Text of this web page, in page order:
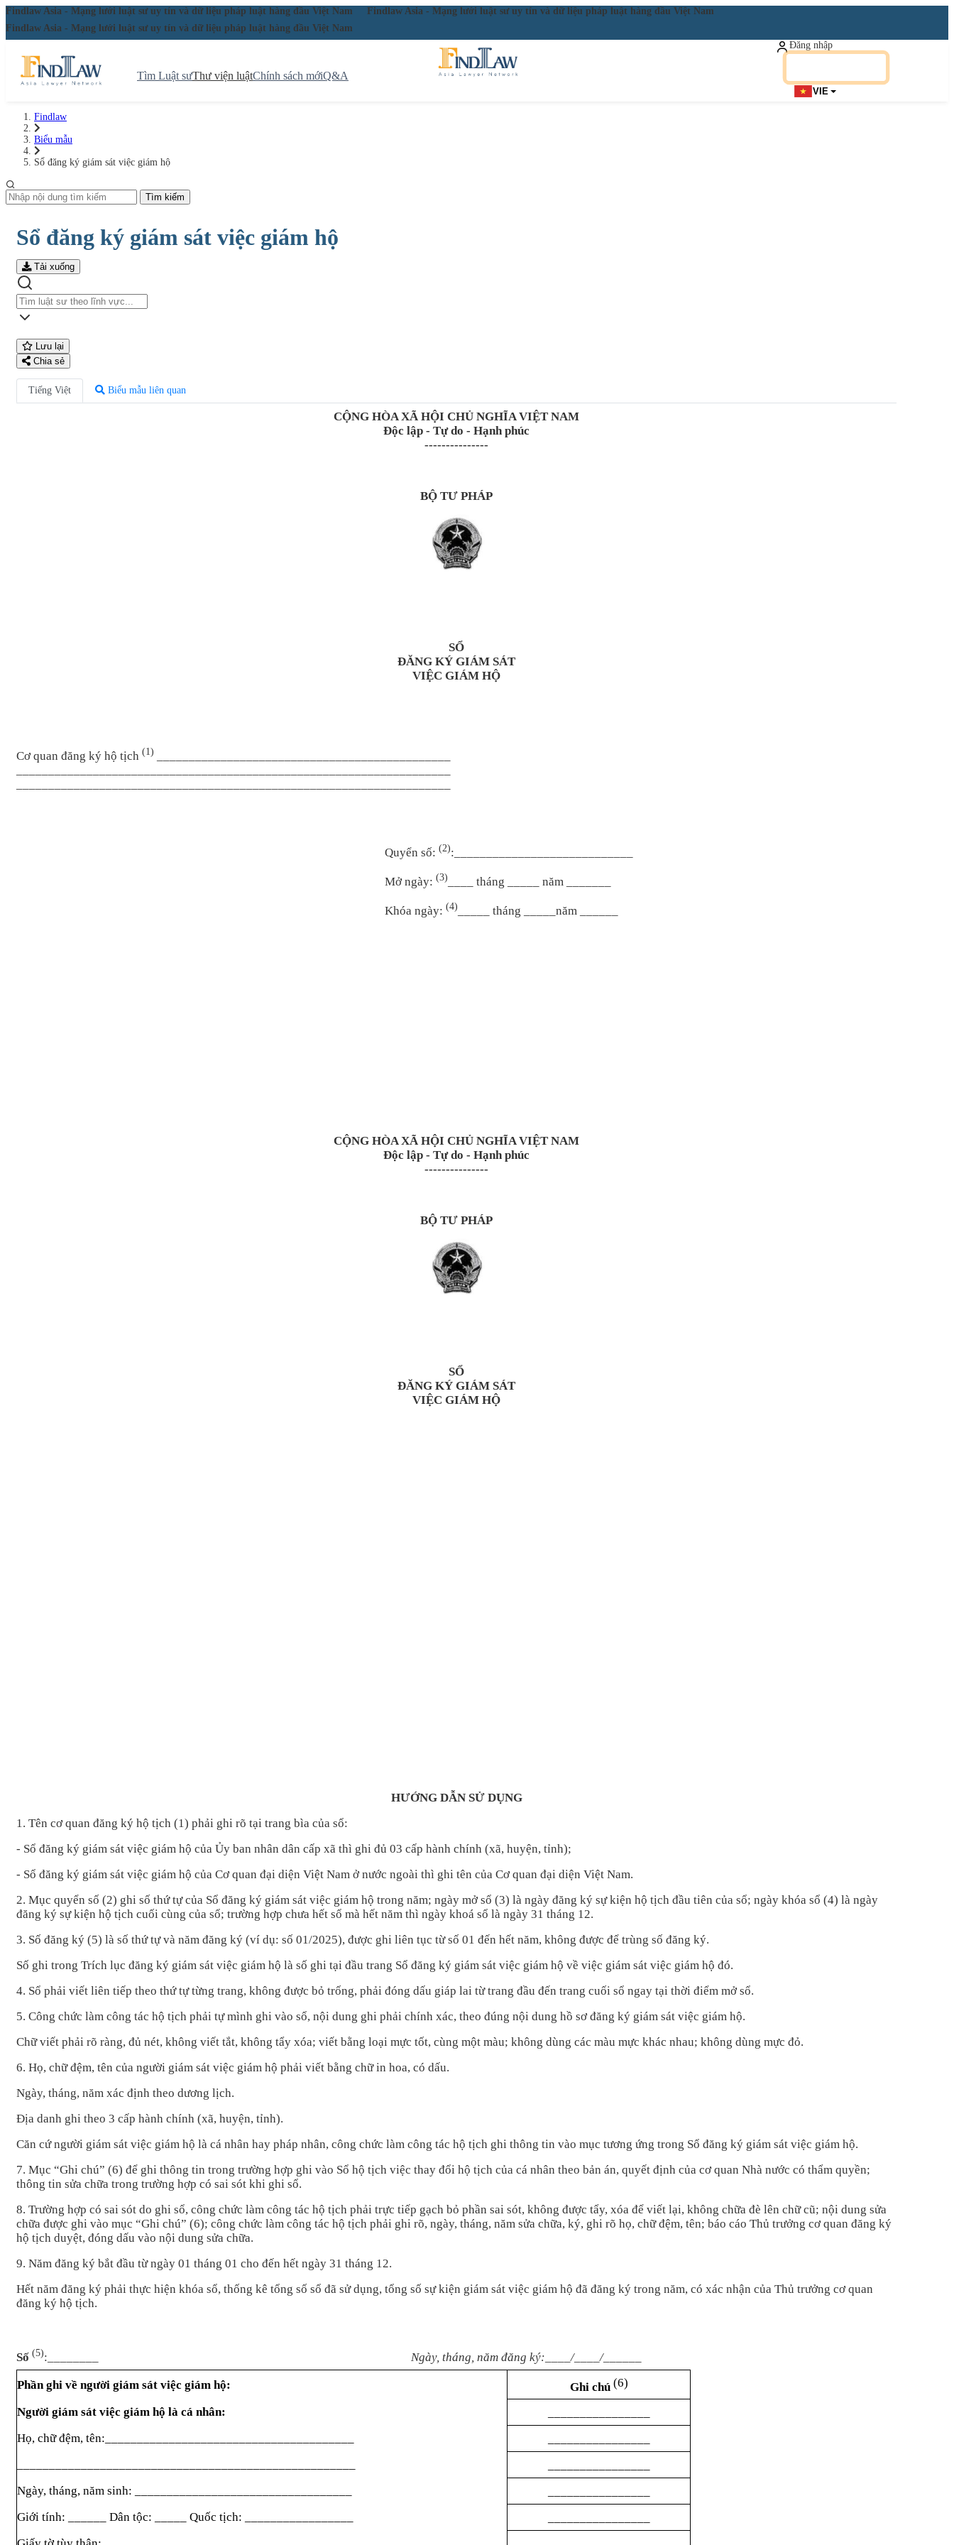
Findlaw Asia - Mạng lưới luật sư uy tín và dữ liệu pháp luật hàng đầu Việt Nam
Findlaw Asia - Mạng lưới luật sư uy tín và dữ liệu pháp luật hàng đầu Việt Nam
Findlaw Asia - Mạng lưới luật sư uy tín và dữ liệu pháp luật hàng đầu Việt Nam
Đăng nhập
VIE
Tìm Luật sưThư viện luậtChính sách mớiQ&A
Findlaw
Biểu mẫu
Sổ đăng ký giám sát việc giám hộ
Tìm kiếm
Sổ đăng ký giám sát việc giám hộ
Tải xuống
Lưu lại
Chia sẻ
Tiếng Việt Biểu mẫu liên quan
CỘNG HÒA XÃ HỘI CHỦ NGHĨA VIỆT NAM
Độc lập - Tự do - Hạnh phúc
---------------
BỘ TƯ PHÁP
SỔ
ĐĂNG KÝ GIÁM SÁT
VIỆC GIÁM HỘ
Cơ quan đăng ký hộ tịch (1)
Quyển số: (2):
Mở ngày: (3) ____ tháng _____ năm _______
Khóa ngày: (4) _____ tháng _____năm ______
CỘNG HÒA XÃ HỘI CHỦ NGHĨA VIỆT NAM
Độc lập - Tự do - Hạnh phúc
---------------
BỘ TƯ PHÁP
SỔ
ĐĂNG KÝ GIÁM SÁT
VIỆC GIÁM HỘ
HƯỚNG DẪN SỬ DỤNG
1. Tên cơ quan đăng ký hộ tịch (1) phải ghi rõ tại trang bìa của sổ:
- Sổ đăng ký giám sát việc giám hộ của Ủy ban nhân dân cấp xã thì ghi đủ 03 cấp hành chính (xã, huyện, tỉnh);
- Sổ đăng ký giám sát việc giám hộ của Cơ quan đại diện Việt Nam ở nước ngoài thì ghi tên của Cơ quan đại diện Việt Nam.
2. Mục quyển số (2) ghi số thứ tự của Sổ đăng ký giám sát việc giám hộ trong năm; ngày mở sổ (3) là ngày đăng ký sự kiện hộ tịch đầu tiên của sổ; ngày khóa sổ (4) là ngày
đăng ký sự kiện hộ tịch cuối cùng của sổ; trường hợp chưa hết sổ mà hết năm thì ngày khoá sổ là ngày 31 tháng 12.
3. Số đăng ký (5) là số thứ tự và năm đăng ký (ví dụ: số 01/2025), được ghi liên tục từ số 01 đến hết năm, không được để trùng số đăng ký.
Số ghi trong Trích lục đăng ký giám sát việc giám hộ là số ghi tại đầu trang Sổ đăng ký giám sát việc giám hộ về việc giám sát việc giám hộ đó.
4. Sổ phải viết liên tiếp theo thứ tự từng trang, không được bỏ trống, phải đóng dấu giáp lai từ trang đầu đến trang cuối sổ ngay tại thời điểm mở sổ.
5. Công chức làm công tác hộ tịch phải tự mình ghi vào sổ, nội dung ghi phải chính xác, theo đúng nội dung hồ sơ đăng ký giám sát việc giám hộ.
Chữ viết phải rõ ràng, đủ nét, không viết tắt, không tẩy xóa; viết bằng loại mực tốt, cùng một màu; không dùng các màu mực khác nhau; không dùng mực đỏ.
6. Họ, chữ đệm, tên của người giám sát việc giám hộ phải viết bằng chữ in hoa, có dấu.
Ngày, tháng, năm xác định theo dương lịch.
Địa danh ghi theo 3 cấp hành chính (xã, huyện, tỉnh).
Căn cứ người giám sát việc giám hộ là cá nhân hay pháp nhân, công chức làm công tác hộ tịch ghi thông tin vào mục tương ứng trong Sổ đăng ký giám sát việc giám hộ.
7. Mục “Ghi chú” (6) để ghi thông tin trong trường hợp ghi vào Sổ hộ tịch việc thay đổi hộ tịch của cá nhân theo bản án, quyết định của cơ quan Nhà nước có thẩm quyền;
thông tin sửa chữa trong trường hợp có sai sót khi ghi sổ.
8. Trường hợp có sai sót do ghi sổ, công chức làm công tác hộ tịch phải trực tiếp gạch bỏ phần sai sót, không được tẩy, xóa để viết lại, không chữa đè lên chữ cũ; nội dung sửa
chữa được ghi vào mục “Ghi chú” (6); công chức làm công tác hộ tịch phải ghi rõ, ngày, tháng, năm sửa chữa, ký, ghi rõ họ, chữ đệm, tên; báo cáo Thủ trưởng cơ quan đăng ký
hộ tịch duyệt, đóng dấu vào nội dung sửa chữa.
9. Năm đăng ký bắt đầu từ ngày 01 tháng 01 cho đến hết ngày 31 tháng 12.
Hết năm đăng ký phải thực hiện khóa sổ, thống kê tổng số sổ đã sử dụng, tổng số sự kiện giám sát việc giám hộ đã đăng ký trong năm, có xác nhận của Thủ trưởng cơ quan
đăng ký hộ tịch.
Số (5): Ngày, tháng, năm đăng ký:____/____/______
Phầnghi về người giám sát việc giám hộ: Ghi chú (6)
Người giám sát việc giám hộ là cá nhân:
Họ, chữ đệm, tên:_______________________________________
Ngày, tháng, năm sinh: __________________________________
Giới tính: ______ Dân tộc: Quốc tịch: _________________